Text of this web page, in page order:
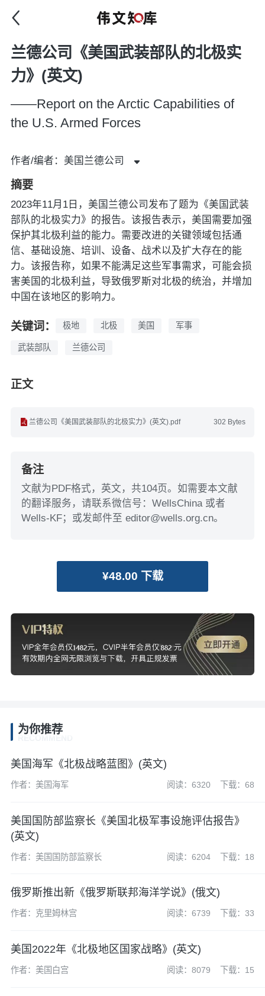
兰德公司《美国武装部队的北极实
力》(英文)
——Report on the Arctic Capabilities of
the U.S. Armed Forces
作者/编者：美国兰德公司
摘要
2023年11月1日，美国兰德公司发布了题为《美国武装
部队的北极实力》的报告。该报告表示，美国需要加强
保护其北极利益的能力。需要改进的关键领域包括通
信、基础设施、培训、设备、战术以及扩大存在的能
力。该报告称，如果不能满足这些军事需求，可能会损
害美国的北极利益，导致俄罗斯对北极的统治，并增加
中国在该地区的影响力。
关键词： 极地 北极 美国 军事
武装部队 兰德公司
正文
302 Bytes
兰德公司《美国武装部队的北极实力》(英文).pdf
备注
文献为PDF格式，英文，共104页。如需要本文献
的翻译服务，请联系微信号：WellsChina 或者
Wells-KF；或发邮件至 editor@wells.org.cn。
¥48.00 下载
为你推荐
美国海军《北极战略蓝图》(英文)
作者：美国海军 阅读：6320 下载：68
美国国防部监察长《美国北极军事设施评估报告》
(英文)
作者：美国国防部监察长 阅读：6204 下载：18
俄罗斯推出新《俄罗斯联邦海洋学说》(俄文)
作者：克里姆林宫 阅读：6739 下载：33
美国2022年《北极地区国家战略》(英文)
作者：美国白宫 阅读：8079 下载：15